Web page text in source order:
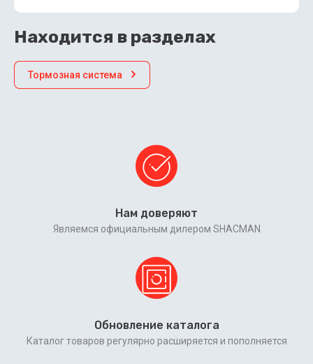
Находится в разделах
Тормозная система
Нам доверяют
Являемся официальным дилером SHACMAN
Обновление каталога
Каталог товаров регулярно расширяется и пополняется